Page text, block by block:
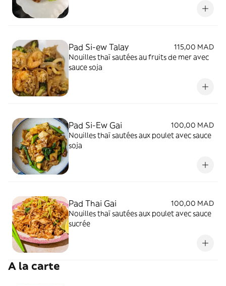
Pad Si-ew Talay
115,00 MAD
Nouilles thaï sautées au fruits de mer avec
sauce soja
Pad Si-Ew Gai
100,00 MAD
Nouilles thaï sautées aux poulet avec sauce
soja
Pad Thai Gai
100,00 MAD
Nouilles thaï sautées aux poulet avec sauce
sucrée
A la carte